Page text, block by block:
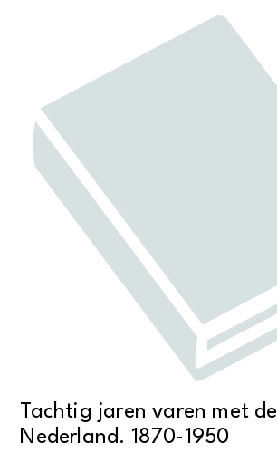
Tachtig jaren varen met de
Nederland. 1870-1950